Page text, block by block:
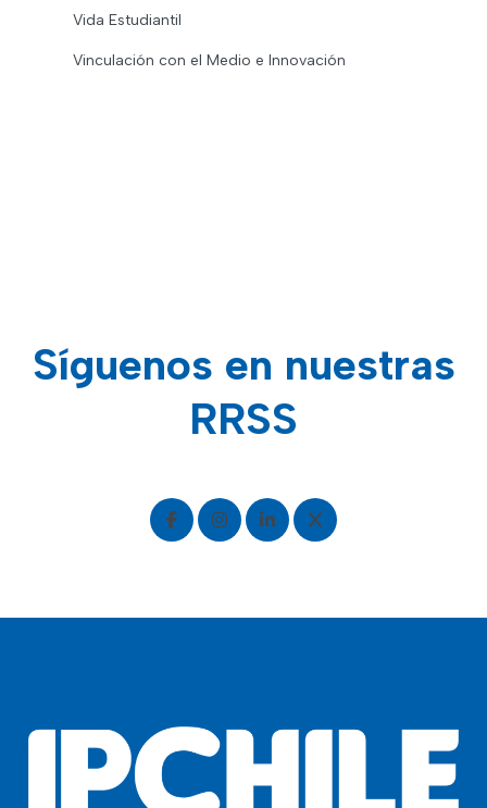
Vida Estudiantil
Vinculación con el Medio e Innovación
Síguenos en nuestras
RRSS